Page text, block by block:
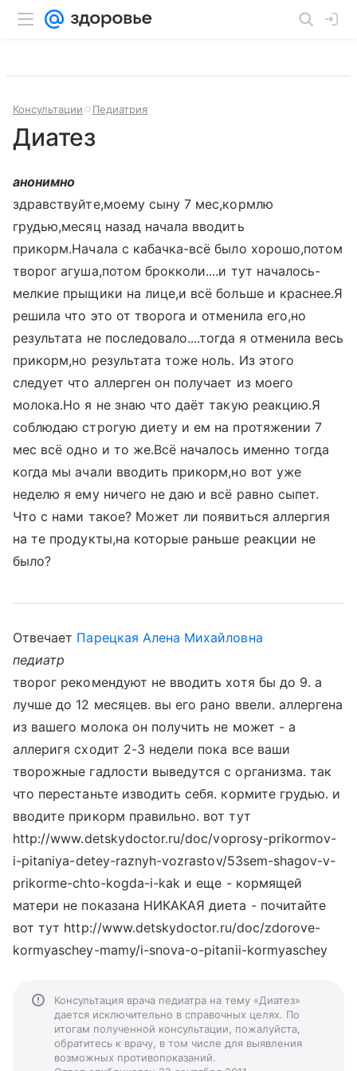
Консультации Педиатрия
Диатез
анонимно
здравствуйте,моему сыну 7 мес,кормлю
грудью,месяц назад начала вводить
прикорм.Начала с кабачка-всё было хорошо,потом
творог агуша,потом брокколи....и тут началось-
мелкие прыщики на лице,и всё больше и краснее.Я
решила что это от творога и отменила его,но
результата не последовало....тогда я отменила весь
прикорм,но результата тоже ноль. Из этого
следует что аллерген он получает из моего
молока.Но я не знаю что даёт такую реакцию.Я
соблюдаю строгую диету и ем на протяжении 7
мес всё одно и то же.Всё началось именно тогда
когда мы ачали вводить прикорм,но вот уже
неделю я ему ничего не даю и всё равно сыпет.
Что с нами такое? Может ли появиться аллергия
на те продукты,на которые раньше реакции не
было?
Отвечает Парецкая Алена Михайловна
педиатр
творог рекомендуют не вводить хотя бы до 9. а
лучше до 12 месяцев. вы его рано ввели. аллергена
из вашего молока он получить не может - а
аллеригя сходит 2-3 недели пока все ваши
творожные гадлости выведутся с организма. так
что перестаньте изводить себя. кормите грудью. и
вводите прикорм правильно. вот тут
http://www.detskydoctor.ru/doc/voprosy-prikormov-
i-pitaniya-detey-raznyh-vozrastov/53sem-shagov-v-
prikorme-chto-kogda-i-kak и еще - кормящей
матери не показана НИКАКАЯ диета - почитайте
вот тут http://www.detskydoctor.ru/doc/zdorove-
kormyaschey-mamy/i-snova-o-pitanii-kormyaschey
Консультация врача педиатра на тему «Диатез»
дается исключительно в справочных целях. По
итогам полученной консультации, пожалуйста,
обратитесь к врачу, в том числе для выявления
возможных противопоказаний.